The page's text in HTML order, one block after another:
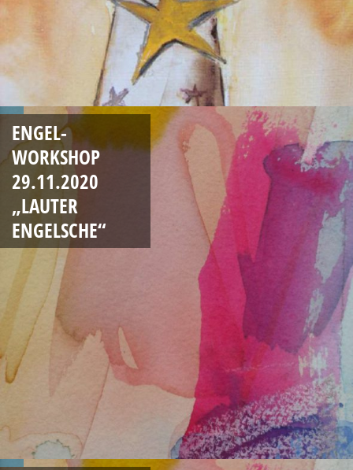
ENGEL-
WORKSHOP
29.11.2020
„LAUTER
ENGELSCHE“